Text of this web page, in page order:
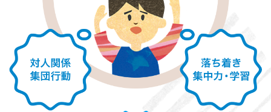
LITALICO研究所